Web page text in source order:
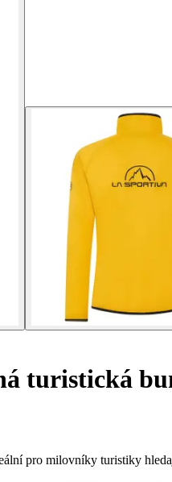
turistická
pro milovníky turistiky